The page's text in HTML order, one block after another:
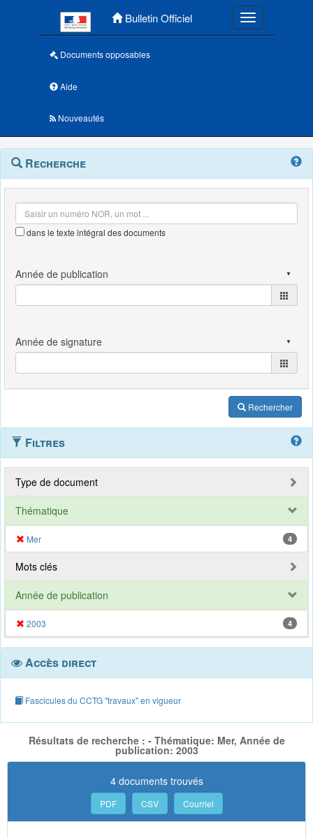
Bulletin Officiel Toggle
Documents opposables
Aide
Nouveautés
Navigation
outils
Menu
contextuel
Recherche
dans le texte intégral des documents
Rechercher
Filtres
Type de document
Thématique
Mer 4
Mots clés
Année de publication
2003 4
Accès direct
Fascicules du CCTG "travaux" en vigueur
Résultats de recherche : - Thématique: Mer, Année de
publication: 2003
4 documents trouvés
PDF CSV Courriel